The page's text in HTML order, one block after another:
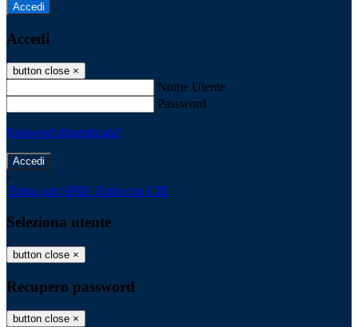
Accedi
Accedi
button close ×
Nome Utente
Password
Password dimenticata?
-
Entra con SPID Entra con CIE
Seleziona utente
button close ×
Recupero password
button close ×